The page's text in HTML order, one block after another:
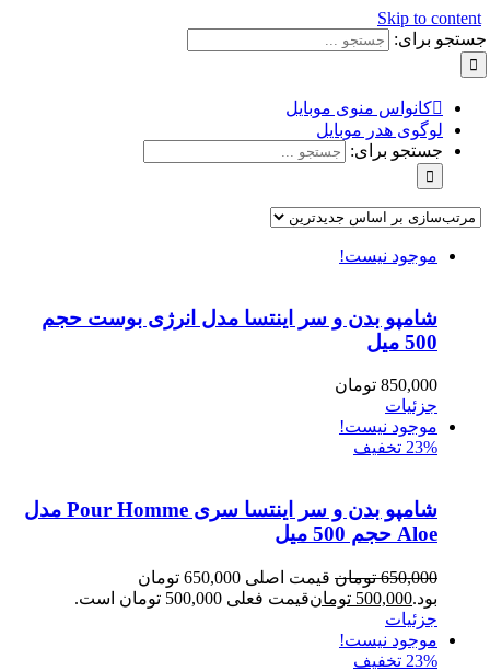
Skip to content
جستجو برای:
کانواس منوی موبایل
لوگوی هدر موبایل
جستجو برای:
موجود نیست!
شامپو بدن و سر اینتسا مدل انرژی بوست حجم
500 میل
850,000 تومان
جزئیات
موجود نیست!
23% تخفیف
شامپو بدن و سر اینتسا سری Pour Homme مدل
Aloe حجم 500 میل
650,000 تومان
قیمت اصلی 650,000 تومان
بود.500,000 تومانقیمت فعلی 500,000 تومان است.
جزئیات
موجود نیست!
23% تخفیف